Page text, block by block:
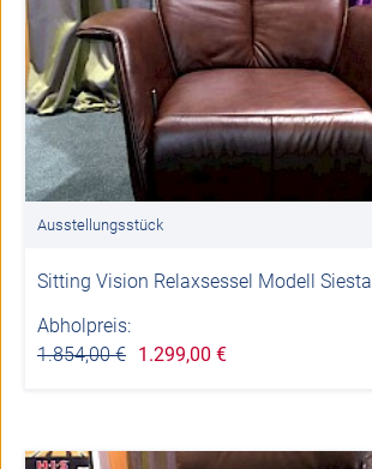
Ausstellungsstück
Sitting Vision Relaxsessel Modell Siesta
Abholpreis:
1.854,00 € 1.299,00 €